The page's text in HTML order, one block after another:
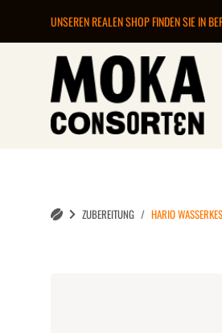
UNSEREN REALEN SHOP FINDEN SIE IN
ZUBEREITUNG HARIO